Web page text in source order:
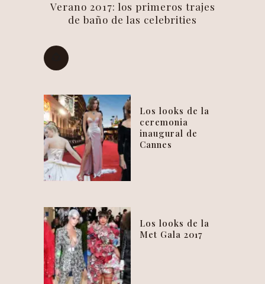
Verano 2017: los primeros trajes
de baño de las celebrities
Los looks de la
ceremonia
inaugural de
Cannes
Los looks de la
Met Gala 2017